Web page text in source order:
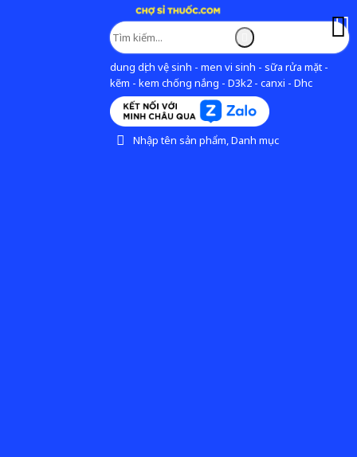
dung dịch vệ sinh - men vi sinh - sữa rửa mặt -
kẽm - kem chống nắng - D3k2 - canxi - Dhc
Nhập tên sản phẩm, Danh mục